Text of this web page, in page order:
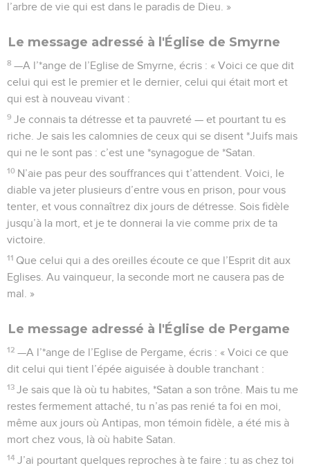
l’arbre de vie qui est dans le paradis de Dieu. »
Le message adressé à l'Église de Smyrne
8 —A l’*ange de l’Eglise de Smyrne, écris : « Voici ce que dit
celui qui est le premier et le dernier, celui qui était mort et
qui est à nouveau vivant :
9 Je connais ta détresse et ta pauvreté — et pourtant tu es
riche. Je sais les calomnies de ceux qui se disent *Juifs mais
qui ne le sont pas : c’est une *synagogue de *Satan.
10 N’aie pas peur des souffrances qui t’attendent. Voici, le
diable va jeter plusieurs d’entre vous en prison, pour vous
tenter, et vous connaîtrez dix jours de détresse. Sois fidèle
jusqu’à la mort, et je te donnerai la vie comme prix de ta
victoire.
11 Que celui qui a des oreilles écoute ce que l’Esprit dit aux
Eglises. Au vainqueur, la seconde mort ne causera pas de
mal. »
Le message adressé à l'Église de Pergame
12 —A l’*ange de l’Eglise de Pergame, écris : « Voici ce que
dit celui qui tient l’épée aiguisée à double tranchant :
13 Je sais que là où tu habites, *Satan a son trône. Mais tu me
restes fermement attaché, tu n’as pas renié ta foi en moi,
même aux jours où Antipas, mon témoin fidèle, a été mis à
mort chez vous, là où habite Satan.
14 J’ai pourtant quelques reproches à te faire : tu as chez toi